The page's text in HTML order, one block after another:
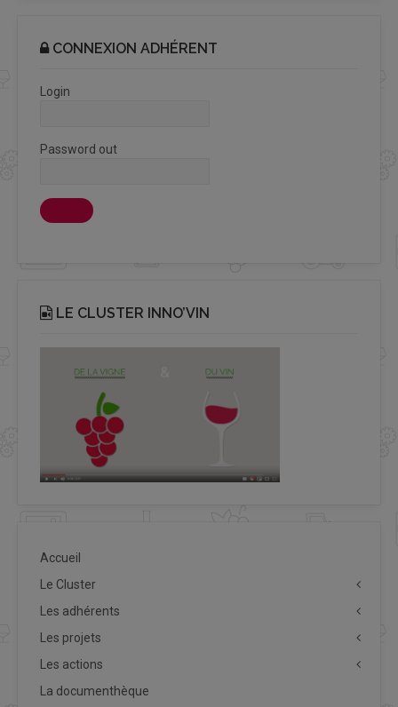
CONNEXION ADHÉRENT
Login
Password out
LE CLUSTER INNO’VIN
Accueil
Le Cluster
Les adhérents
Les projets
Les actions
La documenthèque